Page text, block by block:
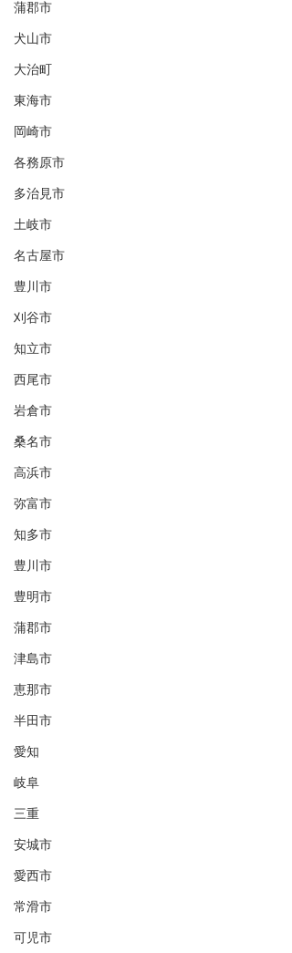
蒲郡市
犬山市
大治町
東海市
岡崎市
各務原市
多治見市
土岐市
名古屋市
豊川市
刈谷市
知立市
西尾市
岩倉市
桑名市
高浜市
弥富市
知多市
豊川市
豊明市
蒲郡市
津島市
恵那市
半田市
愛知
岐阜
三重
安城市
愛西市
常滑市
可児市